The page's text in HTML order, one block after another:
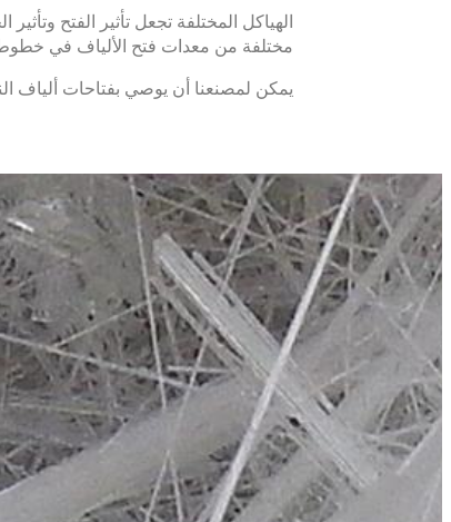
الهياكل المختلفة تجعل تأثير الفتح
مختلفة من معدات فتح الألياف في خطوط
يمكن لمصنعنا أن يوصي بفتاحات ألياف